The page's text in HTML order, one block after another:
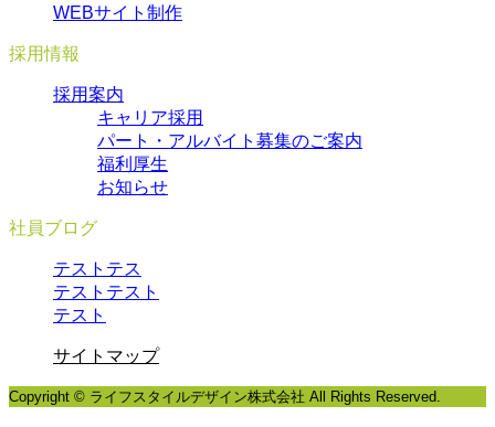
WEBサイト制作
採用情報
採用案内
キャリア採用
パート・アルバイト募集のご案内
福利厚生
お知らせ
社員ブログ
テストテス
テストテスト
テスト
サイトマップ
Copyright © ライフスタイルデザイン株式会社 All Rights Reserved.